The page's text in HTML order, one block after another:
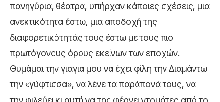
πανηγύρια, θέατρα, υπήρχαν κάποιες σχέσεις, μια
ανεκτικότητα έστω, μια αποδοχή της
διαφορετικότητάς τους έστω με τους πιο
πρωτόγονους όρους εκείνων των εποχών.
Θυμάμαι την γιαγιά μου να έχει φίλη την Διαμάντω
την «γύφτισσα», να λένε τα παράπονά τους, να
την φιλεύει κι αυτή να της φέρνει ντομάτες από το